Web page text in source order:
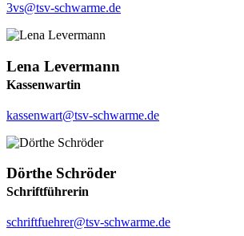
3vs@tsv-schwarme.de
Lena Levermann
Kassenwartin
kassenwart@tsv-schwarme.de
Dörthe Schröder
Schriftführerin
schriftfuehrer@tsv-schwarme.de